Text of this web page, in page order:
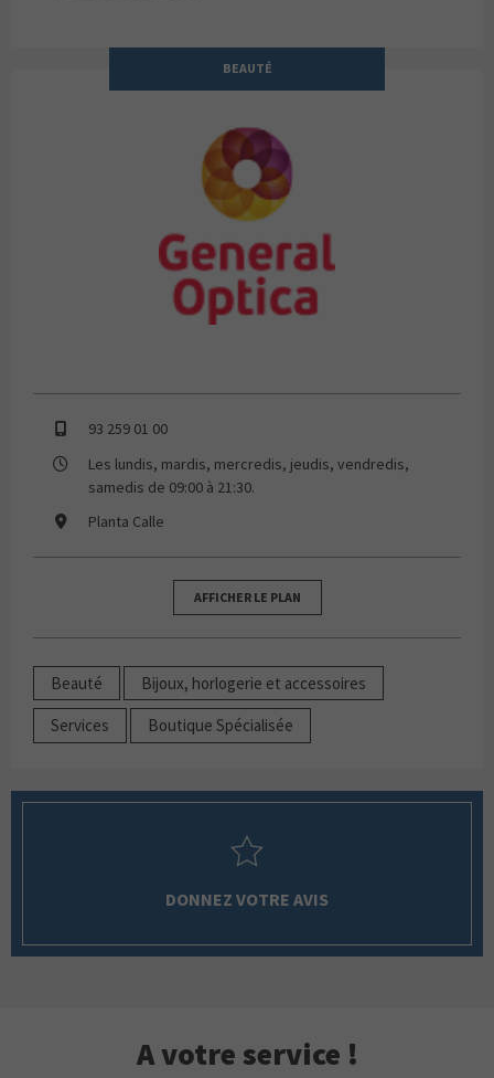
BEAUTÉ
GENERAL OPTICA
93 259 01 00
Les lundis, mardis, mercredis, jeudis, vendredis,
samedis de 09:00 à 21:30.
Planta Calle
AFFICHER LE PLAN
Beauté Bijoux, horlogerie et accessoires
Services Boutique Spécialisée
DONNEZ VOTRE AVIS
A votre service !